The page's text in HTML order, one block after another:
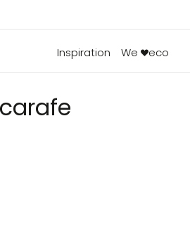
Inspiration We eco